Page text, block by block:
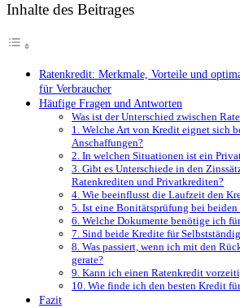
Inhalte des Beitrages
Ratenkredit: Merkmale, Vorteile und⁤
für Verbraucher
Häufige Fragen und Antworten
Was ist ⁤der Unterschied zwischen
1. Welche Art​ von Kredit eignet ‌sich
Anschaffungen?
2. In welchen Situationen ist ⁣ein
3. Gibt es‍ Unterschiede ‍in den
Ratenkrediten und Privatkrediten?
4. ⁢Wie beeinflusst die Laufzeit den
5. Ist eine Bonitätsprüfung bei
6. Welche Dokumente benötige ich
7. Sind beide Kredite für
8.⁢ Was​ passiert,​ wenn ich mit den
gerate?
9. Kann ich einen Ratenkredit
10. Wie finde ich den besten Kredit
Fazit